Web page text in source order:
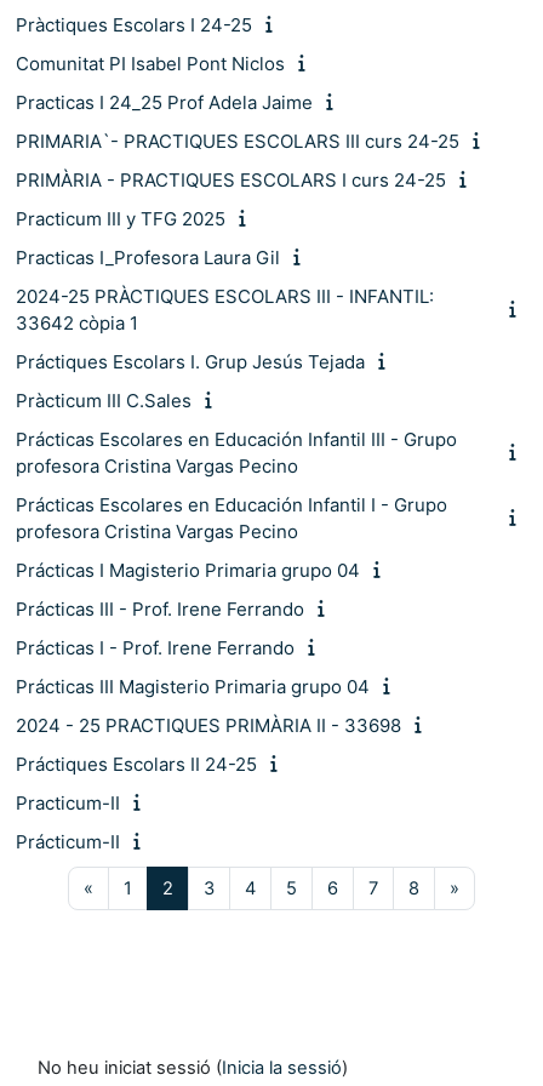
Pràctiques Escolars I 24-25
Comunitat PI Isabel Pont Niclos
Practicas I 24_25 Prof Adela Jaime
PRIMARIA`- PRACTIQUES ESCOLARS III curs 24-25
PRIMÀRIA - PRACTIQUES ESCOLARS I curs 24-25
Practicum III y TFG 2025
Practicas I_Profesora Laura Gil
2024-25 PRÀCTIQUES ESCOLARS III - INFANTIL:
33642 còpia 1
Práctiques Escolars I. Grup Jesús Tejada
Pràcticum III C.Sales
Prácticas Escolares en Educación Infantil III - Grupo
profesora Cristina Vargas Pecino
Prácticas Escolares en Educación Infantil I - Grupo
profesora Cristina Vargas Pecino
Prácticas I Magisterio Primaria grupo 04
Prácticas III - Prof. Irene Ferrando
Prácticas I - Prof. Irene Ferrando
Prácticas III Magisterio Primaria grupo 04
2024 - 25 PRACTIQUES PRIMÀRIA II - 33698
Práctiques Escolars II 24-25
Practicum-II
Prácticum-II
« Pàgina anterior
1 Pàgina 1
2 Pàgina 2
3Pàgina 3
4Pàgina 4
5 Pàgina 5
6Pàgina 6
7Pàgina 7
8 Pàgina 8
»
No heu iniciat sessió (Inicia la sessió)